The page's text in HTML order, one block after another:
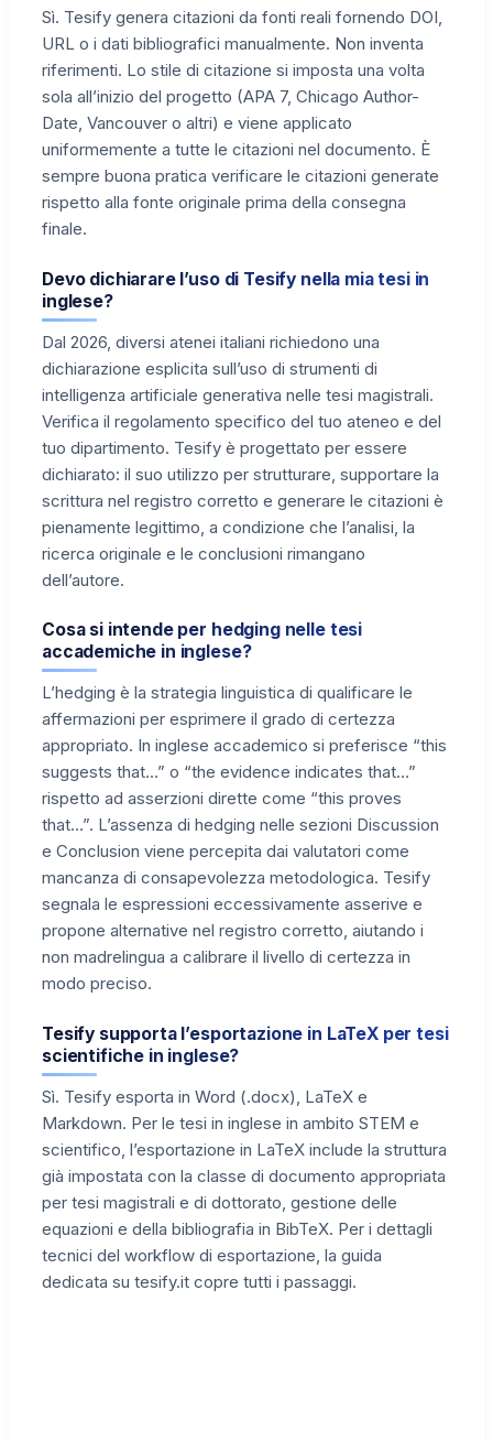
Sì. Tesify genera citazioni da fonti reali fornendo DOI,
URL o i dati bibliografici manualmente. Non inventa
riferimenti. Lo stile di citazione si imposta una volta
sola all’inizio del progetto (APA 7, Chicago Author-
Date, Vancouver o altri) e viene applicato
uniformemente a tutte le citazioni nel documento. È
sempre buona pratica verificare le citazioni generate
rispetto alla fonte originale prima della consegna
finale.
Devo dichiarare l’uso di Tesify nella mia tesi in
inglese?
Dal 2026, diversi atenei italiani richiedono una
dichiarazione esplicita sull’uso di strumenti di
intelligenza artificiale generativa nelle tesi magistrali.
Verifica il regolamento specifico del tuo ateneo e del
tuo dipartimento. Tesify è progettato per essere
dichiarato: il suo utilizzo per strutturare, supportare la
scrittura nel registro corretto e generare le citazioni è
pienamente legittimo, a condizione che l’analisi, la
ricerca originale e le conclusioni rimangano
dell’autore.
Cosa si intende per hedging nelle tesi
accademiche in inglese?
L’hedging è la strategia linguistica di qualificare le
affermazioni per esprimere il grado di certezza
appropriato. In inglese accademico si preferisce “this
suggests that…” o “the evidence indicates that…”
rispetto ad asserzioni dirette come “this proves
that…”. L’assenza di hedging nelle sezioni Discussion
e Conclusion viene percepita dai valutatori come
mancanza di consapevolezza metodologica. Tesify
segnala le espressioni eccessivamente asserive e
propone alternative nel registro corretto, aiutando i
non madrelingua a calibrare il livello di certezza in
modo preciso.
Tesify supporta l’esportazione in LaTeX per tesi
scientifiche in inglese?
Sì. Tesify esporta in Word (.docx), LaTeX e
Markdown. Per le tesi in inglese in ambito STEM e
scientifico, l’esportazione in LaTeX include la struttura
già impostata con la classe di documento appropriata
per tesi magistrali e di dottorato, gestione delle
equazioni e della bibliografia in BibTeX. Per i dettagli
tecnici del workflow di esportazione, la guida
dedicata su tesify.it copre tutti i passaggi.